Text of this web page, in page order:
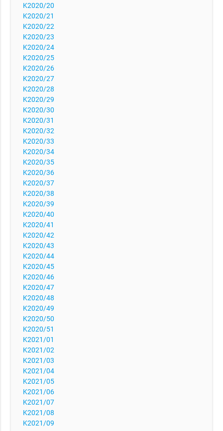
K2020/20
K2020/21
K2020/22
K2020/23
K2020/24
K2020/25
K2020/26
K2020/27
K2020/28
K2020/29
K2020/30
K2020/31
K2020/32
K2020/33
K2020/34
K2020/35
K2020/36
K2020/37
K2020/38
K2020/39
K2020/40
K2020/41
K2020/42
K2020/43
K2020/44
K2020/45
K2020/46
K2020/47
K2020/48
K2020/49
K2020/50
K2020/51
K2021/01
K2021/02
K2021/03
K2021/04
K2021/05
K2021/06
K2021/07
K2021/08
K2021/09